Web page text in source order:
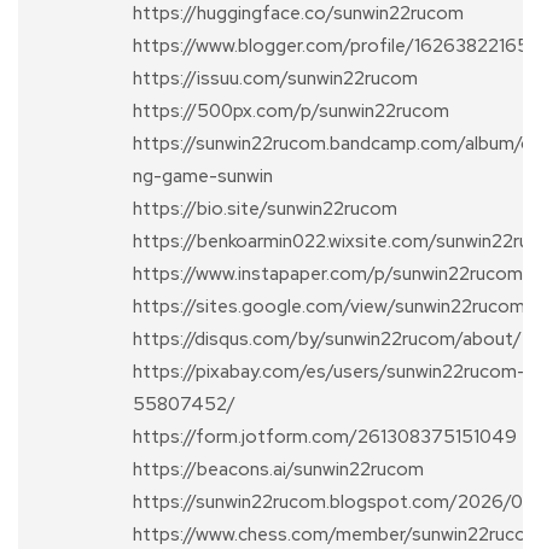
https://huggingface.co/sunwin22rucom
https://www.blogger.com/profile/
https://issuu.com/sunwin22rucom
https://500px.com/p/sunwin22rucom
https://sunwin22rucom.bandcamp.com/album/c-
ng-game-sunwin
https://bio.site/sunwin22rucom
https://benkoarmin022.wixsite.com/
https://www.instapaper.com/p/sunwin22rucom
https://sites.google.com/view/sunwin22rucom/
https://disqus.com/by/sunwin22rucom/about/
https://pixabay.com/es/users/sunwin22rucom-
55807452/
https://form.jotform.com/261308375151049
https://beacons.ai/sunwin22rucom
https://sunwin22rucom.blogspot.com/2026/
https://www.chess.com/member/sunwin22rucom